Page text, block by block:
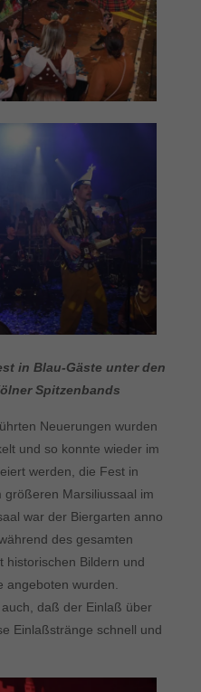
in Blau-Gäste unter den
Spitzenbands
Neuerungen wurden
und so konnte wieder im
werden, die Fest in
größeren Marsiliussaal im
war der Biergarten anno
des gesamten
historischen Bildern und
angeboten wurden.
daß der Einlaß über
Einlaßstränge schnell und